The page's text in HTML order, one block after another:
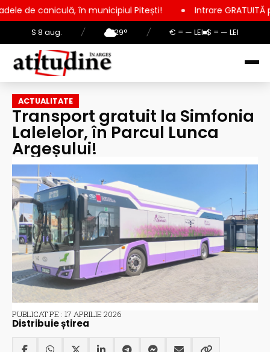
S 8 aug. / 29° / € = — LEI $ = — LEI
în municipiul Pitești! Intrare GRATUITĂ pentru copii,
ACTUALITATE
Transport gratuit la Simfonia
Lalelelor, în Parcul Lunca
Argeșului!
PUBLICAT PE : 17 APRILIE 2026
Distribuie știrea